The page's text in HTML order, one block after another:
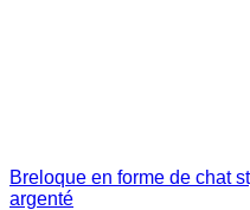
Breloque en forme de chat
argenté